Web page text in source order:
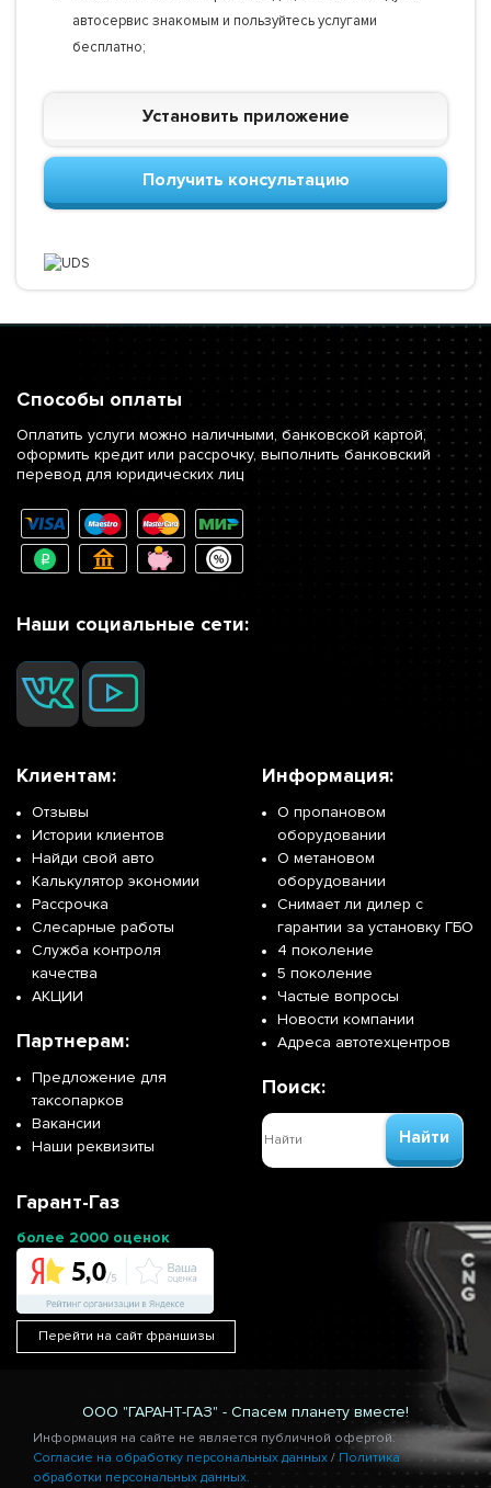
автосервис знакомым и пользуйтесь услугами
бесплатно;
Установить приложение
Получить консультацию
Способы оплаты
Оплатить услуги можно наличными, банковской картой,
оформить кредит или рассрочку, выполнить банковский
перевод для юридических лиц
Наши социальные сети:
Клиентам:
Отзывы
Истории клиентов
Найди свой авто
Калькулятор экономии
Рассрочка
Слесарные работы
Служба контроля
качества
АКЦИИ
Партнерам:
Предложение для
таксопарков
Вакансии
Наши реквизиты
Информация:
О пропановом
оборудовании
О метановом
оборудовании
Снимает ли дилер с
гарантии за установку ГБО
4 поколение
5 поколение
Частые вопросы
Новости компании
Адреса автотехцентров
Поиск:
Найти
Гарант-Газ
более 2000 оценок
Перейти на сайт франшизы
ООО "ГАРАНТ-ГАЗ" - Спасем планету вместе!
Информация на сайте не является публичной офертой.
Согласие на обработку персональных данных / Политика
обработки персональных данных.